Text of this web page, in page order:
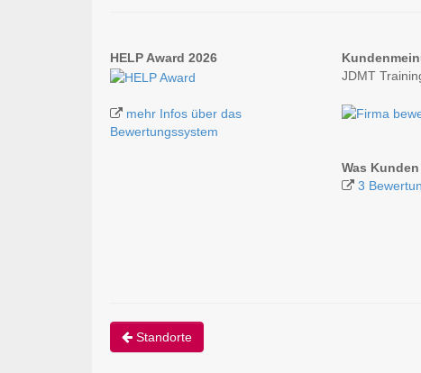
HELP Award 2026
mehr Infos über das
Bewertungssystem
JDMT
Was
3
Standorte